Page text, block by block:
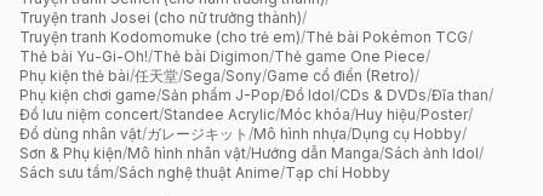
Truyện tranh Josei (cho nữ trưởng thành)/
Truyện tranh Kodomomuke (cho trẻ em)/Thẻ bài Pokémon TCG/
Thẻ bài Yu-Gi-Oh!/Thẻ bài Digimon/Thẻ game One Piece/
Phụ kiện thẻ bài/任天堂/Sega/Sony/Game cổ điển (Retro)/
Phụ kiện chơi game/Sản phẩm J-Pop/Đồ Idol/CDs & DVDs/Đĩa than/
Đồ lưu niệm concert/Standee Acrylic/Móc khóa/Huy hiệu/Poster/
Đồ dùng nhân vật/ガレージキット /Mô hình nhựa/Dụng cụ Hobby/
Sơn & Phụ kiện/Mô hình nhân vật/Hướng dẫn Manga/Sách ảnh Idol/
Sách sưu tầm/Sách nghệ thuật Anime/Tạp chí Hobby